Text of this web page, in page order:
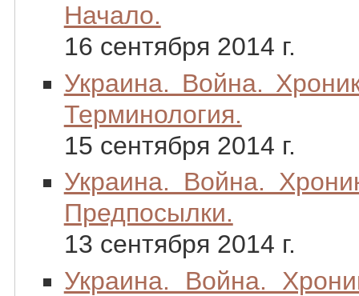
Начало.
16 сентября 2014 г.
Украина. Война.
Терминология.
15 сентября 2014 г.
Украина. Война.
Предпосылки.
13 сентября 2014 г.
Украина. Война.